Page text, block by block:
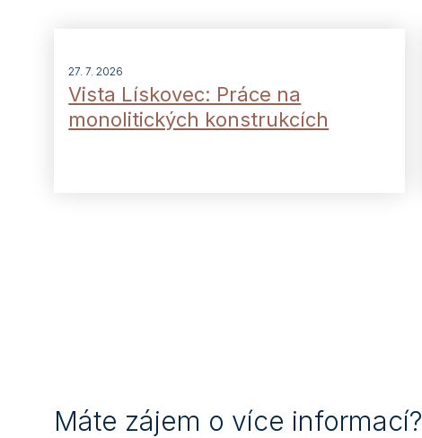
27. 7. 2026
Vista Lískovec: Práce na
monolitických konstrukcích
Máte zájem o více informací?